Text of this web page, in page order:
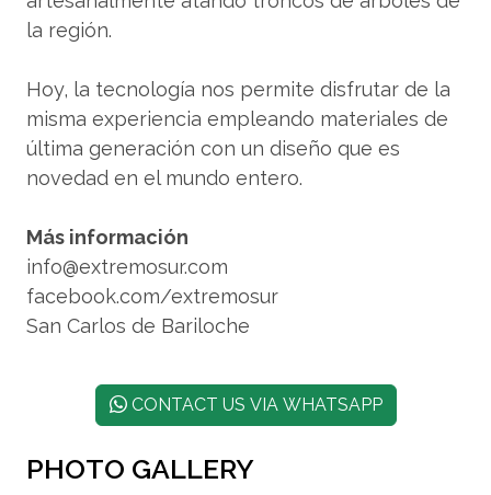
la región.
Hoy, la tecnología nos permite disfrutar de la
misma experiencia empleando materiales de
última generación con un diseño que es
novedad en el mundo entero.
Más información
info@extremosur.com
facebook.com/extremosur
San Carlos de Bariloche
CONTACT US VIA WHATSAPP
PHOTO GALLERY